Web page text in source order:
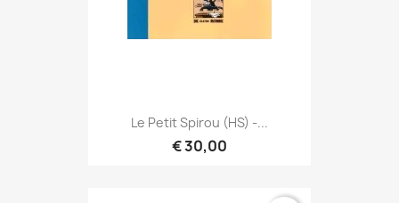
Le Petit Spirou (HS) -...
€ 30,00